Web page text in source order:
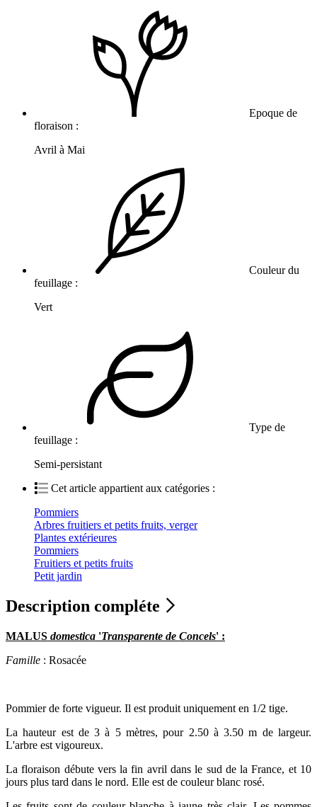
Epoque de
floraison :
Avril à Mai
Couleur du
feuillage :
Vert
Type de
feuillage :
Semi-persistant
Cet article appartient aux catégories :
Pommiers
Arbres fruitiers et petits fruits, verger
Plantes extérieures
Pommiers
Fruitiers et petits fruits
Petit jardin
Description compléte
MALUS domestica 'Transparente de Concels' :
Famille : Rosacée
Pommier de forte vigueur. Il est produit uniquement en 1/2 tige.
La hauteur est de 3 à 5 mètres, pour 2.50 à 3.50 m de largeur.
L'arbre est vigoureux.
La floraison débute vers la fin avril dans le sud de la France, et 10
jours plus tard dans le nord. Elle est de couleur blanc rosé.